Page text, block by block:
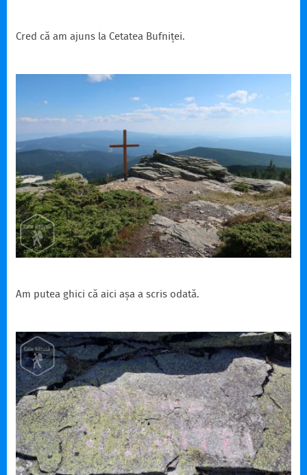
Cred că am ajuns la Cetatea Bufniței.
Am putea ghici că aici așa a scris odată.